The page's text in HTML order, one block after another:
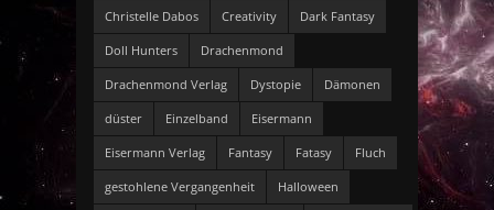
Christelle Dabos Creativity Dark Fantasy
Doll Hunters Drachenmond
Drachenmond Verlag Dystopie Dämonen
düster Einzelband Eisermann
Eisermann Verlag Fantasy Fatasy Fluch
gestohlene Vergangenheit Halloween